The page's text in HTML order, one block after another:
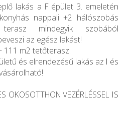
lakás a F épület 3. emeletén
nappali +2 hálószobás
mindegyik szobából
az egész lakást!
111 m2 tetőterasz.
és elrendezésű lakás az I és
OKOSOTTHON VEZÉRLÉSSEL IS